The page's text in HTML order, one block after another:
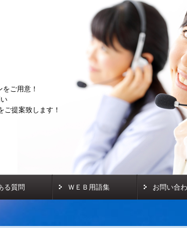
ご用意！
ご提案致します！
る質問 ＷＥＢ用語集 お問い合